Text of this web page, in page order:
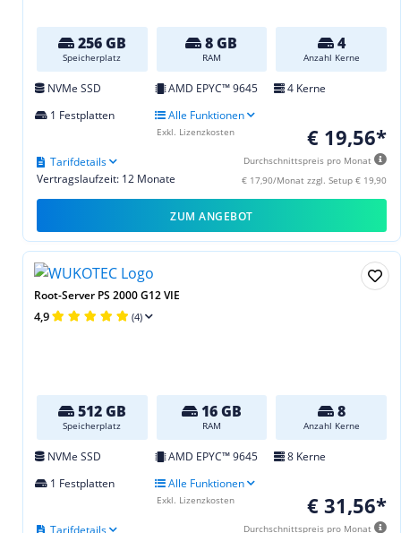
256 GB
Speicherplatz
8 GB
RAM
4
Anzahl Kerne
NVMe SSD AMD EPYC™ 9645
4 Kerne
1 Festplatten
Alle Funktionen
€ 19,56*
Durchschnittspreis pro Monat
€ 17,90/Monat zzgl. Setup € 19,90
Vertragslaufzeit: 12 Monate
Tarifdetails
Exkl. Lizenzkosten
ZUM ANGEBOT
Root-Server PS 2000 G12 VIE
4,9 (4)
512 GB
Speicherplatz
16 GB
RAM
8
Anzahl Kerne
NVMe SSD AMD EPYC™ 9645
8 Kerne
1 Festplatten
Alle Funktionen
€ 31,56*
Durchschnittspreis pro Monat
Tarifdetails
Exkl. Lizenzkosten